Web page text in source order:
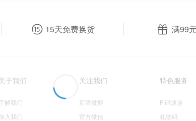
15天免费换货 满99
于我们
解我们
入我们
关注我们
新浪微博
官方微信
特色服务
F 码通道
礼物码